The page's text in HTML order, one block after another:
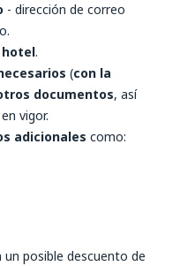
- dirección de correo
hotel.
(con la
documentos, así
vigor.
adicionales como:
posible descuento de